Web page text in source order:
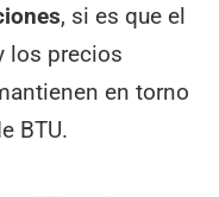
, si es que el
los precios
en torno
BTU.